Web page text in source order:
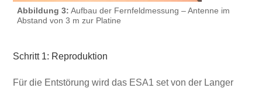
Abbildung 3: Aufbau der Fernfeldmessung – Antenne im
Abstand von 3 m zur Platine
Schritt 1: Reproduktion
Für die Entstörung wird das ESA1 set von der Langer